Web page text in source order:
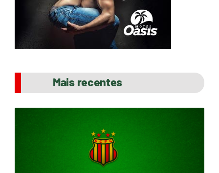
Mais recentes